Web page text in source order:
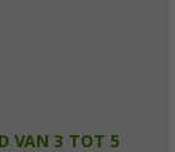
VAN 3 TOT 5